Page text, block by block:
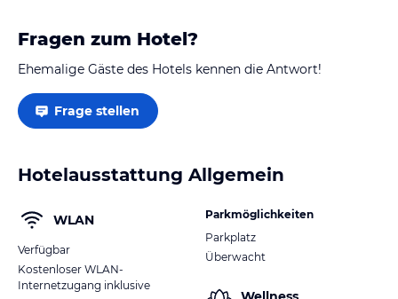
Fragen zum Hotel?
Ehemalige Gäste des Hotels kennen die Antwort!
Frage stellen
Hotelausstattung Allgemein
WLAN
Verfügbar
Kostenloser WLAN-
Internetzugang inklusive
Parkmöglichkeiten
Parkplatz
Überwacht